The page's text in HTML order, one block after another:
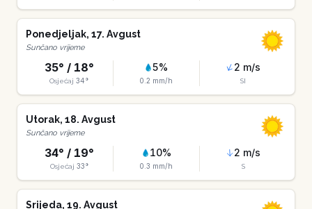
Ponedjeljak, 17. Avgust
Sunčano vrijeme
35° / 18°
Osjećaj 34°
5%
0.2 mm/h
2 m/s
SI
Utorak, 18. Avgust
Sunčano vrijeme
34° / 19°
Osjećaj 33°
10%
0.3 mm/h
2 m/s
S
Srijeda, 19. Avgust